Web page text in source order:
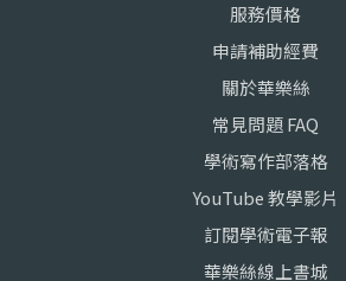
服務價格
申請補助經費
關於華樂絲
常見問題 FAQ
學術寫作部落格
YouTube 教學影片
訂閱學術電子報
華樂絲線上書城